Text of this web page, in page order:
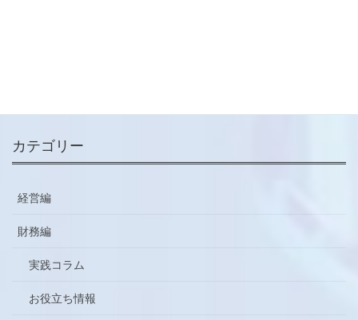
カテゴリー
経営編
財務編
実践コラム
お役立ち情報